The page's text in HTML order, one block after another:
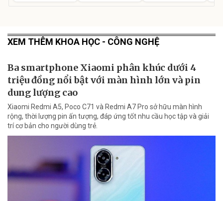
XEM THÊM KHOA HỌC - CÔNG NGHỆ
Ba smartphone Xiaomi phân khúc dưới 4
triệu đồng nổi bật với màn hình lớn và pin
dung lượng cao
Xiaomi Redmi A5, Poco C71 và Redmi A7 Pro sở hữu màn hình
rộng, thời lượng pin ấn tượng, đáp ứng tốt nhu cầu học tập và giải
trí cơ bản cho người dùng trẻ.